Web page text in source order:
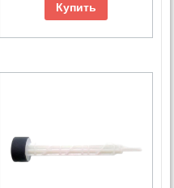
Купить